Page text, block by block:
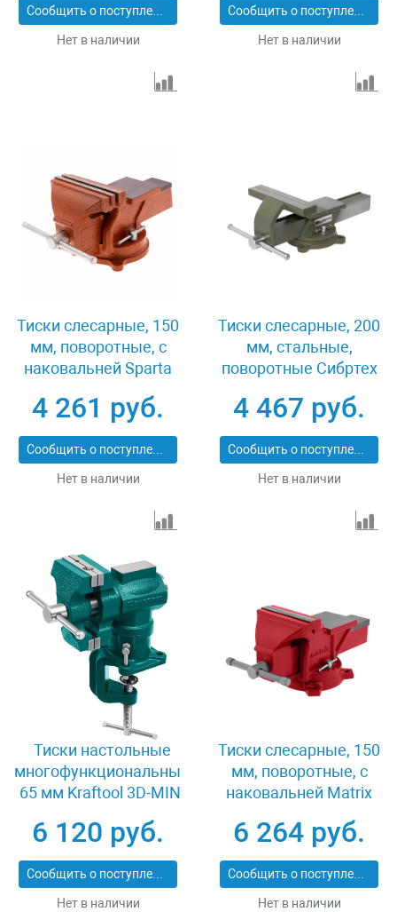
Сообщить о поступлении
Нет в наличии
Сообщить о поступлении
Нет в наличии
Тиски слесарные, 150
мм, поворотные, с
наковальней Sparta
4 261 руб.
Сообщить о поступлении
Нет в наличии
Тиски слесарные, 200
мм, стальные,
поворотные Сибртех
4 467 руб.
Сообщить о поступлении
Нет в наличии
Тиски настольные
многофункциональные
65 мм Kraftool 3D-MINI
6 120 руб.
Сообщить о поступлении
Нет в наличии
Тиски слесарные, 150
мм, поворотные, с
наковальней Matrix
6 264 руб.
Сообщить о поступлении
Нет в наличии